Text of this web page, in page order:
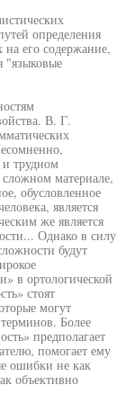
определения
его содержание,
"языковые
В. Г.
и трудном
сложном материале,
обусловленное
является
же является
Однако в силу
будут
в ортологической
стоят
могут
Более
предполагает
помогает ему
ошибки не как
объективно